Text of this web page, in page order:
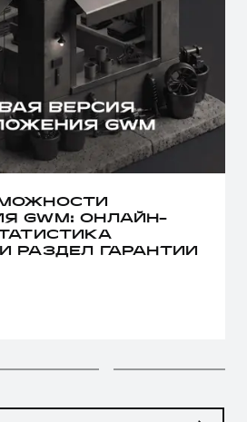
GWM: ОНЛАЙН-
РАЗДЕЛ ГАРАНТИИ